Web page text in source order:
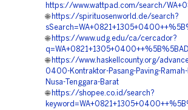
https://www.wattpad.com/search/
🌐 https://spirituosenworld.de/search?
🌐 https://www.udg.edu/ca/cercador?
🌐 https://www.haskellcounty.org/
0400-Kontraktor-Pasang-Paving-
Nusa-Tenggara-Barat
🌐 https://shopee.co.id/search?